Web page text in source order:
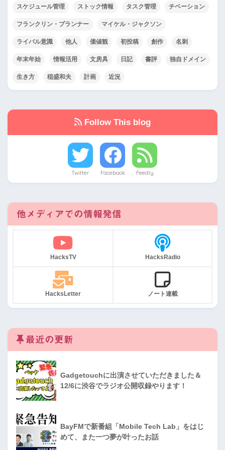
スケジュール管理 ストック情報 タスク管理 チベーション
フランクリン・プランナー マイケル・ジャクソン
ライバル意識 他人 価値観 初投稿 創作 名刺
年末年始 情報活用 文房具 日記 書評 独自ドメイン
生き方 稲盛和夫 計画 近況
Follow This blog
Twitter Facebook Feedly
他メディアでの情報発信
HacksTV HacksRadio
HacksLetter ノート連載
最近の更新
Gadgetouchに出演させていただきました＆
12/6に渋谷でラジオ公開収録やります！
BayFMで新番組「Mobile Tech Lab」をはじ
めて、また一つ夢が叶ったお話